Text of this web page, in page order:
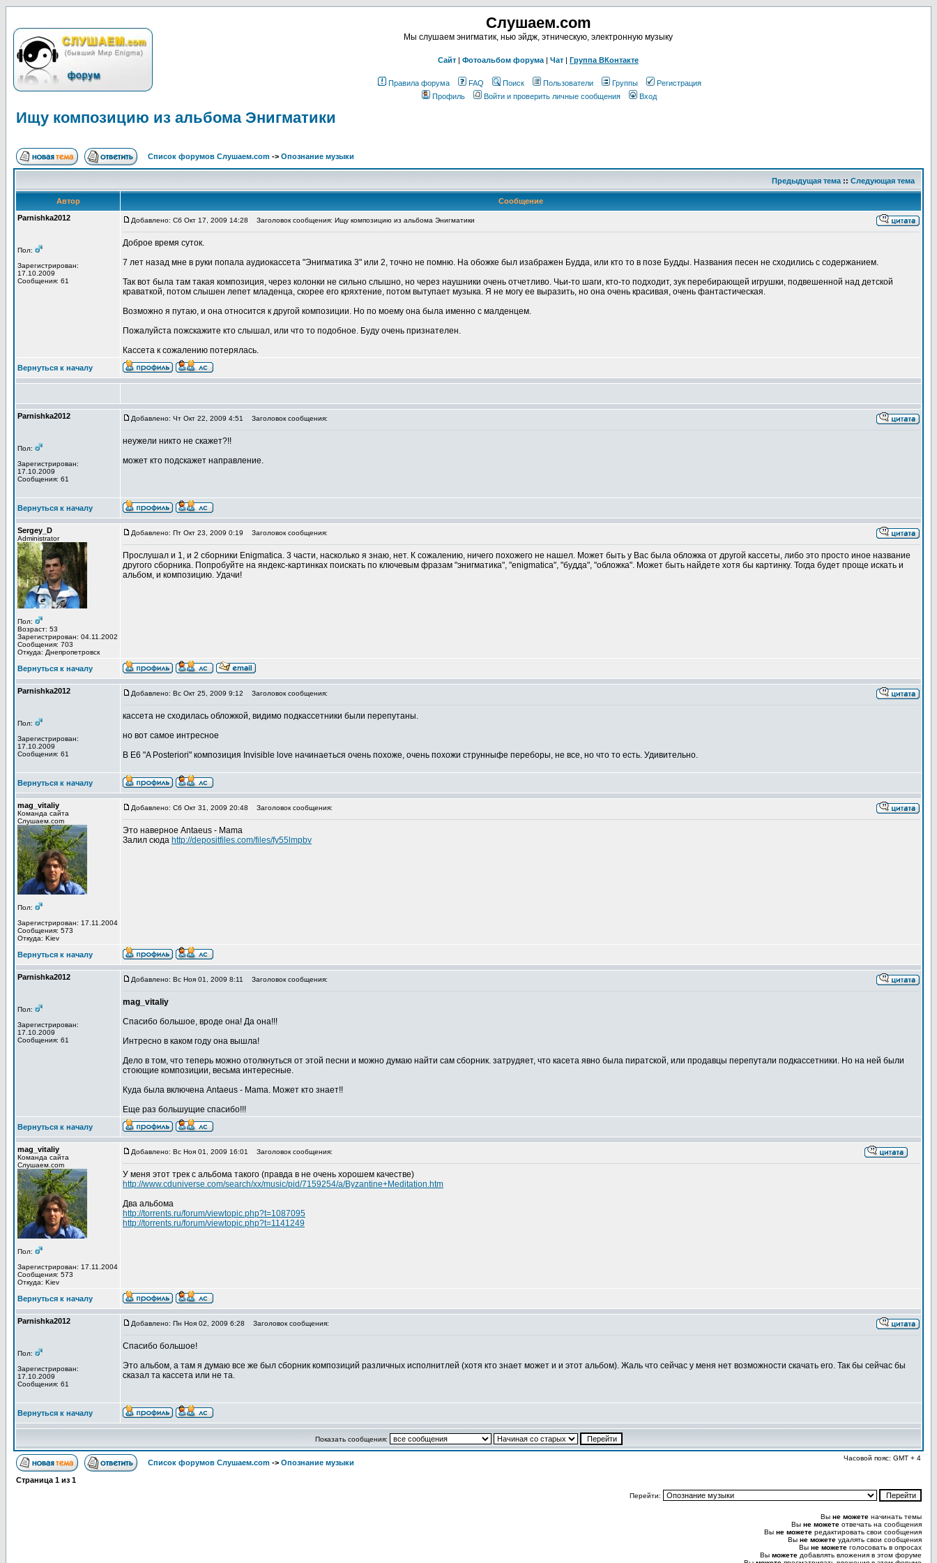
Слушаем.com
Мы слушаем энигматик, нью эйдж, этническую, электронную музыку
Сайт | Фотоальбом форума | Чат | Группа ВКонтакте
Правила форума FAQ Поиск Пользователи Группы
Регистрация
Профиль
Войти и проверить личные сообщения Вход
Ищу композицию из альбома Энигматики
Список форумов Слушаем.com -> Опознание музыки
Предыдущая тема :: Следующая тема
Автор
Сообщение
Parnishka2012
Пол:
Зарегистрирован:
17.10.2009
Сообщения: 61
Добавлено: Сб Окт 17, 2009 14:28 Заголовок сообщения: Ищу композицию из альбома Энигматики
Доброе время суток.
7 лет назад мне в руки попала аудиокассета "Энигматика 3" или 2, точно не помню. На обожке был изабражен Будда, или кто то в позе Будды. Названия песен не сходились с содержанием.
Так вот была там такая композиция, через колонки не сильно слышно, но через наушники очень отчетливо. Чьи-то шаги, кто-то подходит, зук перебирающей игрушки, подвешенной над детской
краваткой, потом слышен лепет младенца, скорее его кряхтение, потом вытупает музыка. Я не могу ее выразить, но она очень красивая, очень фантастическая.
Возможно я путаю, и она относится к другой композиции. Но по моему она была именно с малденцем.
Пожалуйста пожскажите кто слышал, или что то подобное. Буду очень признателен.
Кассета к сожалению потерялась.
Вернуться к началу
Parnishka2012
Пол:
Зарегистрирован:
17.10.2009
Сообщения: 61
Добавлено: Чт Окт 22, 2009 4:51 Заголовок сообщения:
неужели никто не скажет?!!
может кто подскажет направление.
Вернуться к началу
Sergey_D
Administrator
Пол:
Возраст: 53
Зарегистрирован: 04.11.2002
Сообщения: 703
Откуда: Днепропетровск
Добавлено: Пт Окт 23, 2009 0:19 Заголовок сообщения:
Прослушал и 1, и 2 сборники Enigmatica. 3 части, насколько я знаю, нет. К сожалению, ничего похожего не нашел. Может быть у Вас была обложка от другой кассеты, либо это просто иное название
другого сборника. Попробуйте на яндекс-картинках поискать по ключевым фразам "энигматика", "enigmatica", "будда", "обложка". Может быть найдете хотя бы картинку. Тогда будет проще искать и
альбом, и композицию. Удачи!
Вернуться к началу
Parnishka2012
Пол:
Зарегистрирован:
17.10.2009
Сообщения: 61
Добавлено: Вс Окт 25, 2009 9:12 Заголовок сообщения:
кассета не сходилась обложкой, видимо подкассетники были перепутаны.
но вот самое интресное
В E6 "A Posteriori" композиция Invisible love начинаеться очень похоже, очень похожи струнныфе переборы, не все, но что то есть. Удивительно.
Вернуться к началу
mag_vitaliy
Команда сайта
Слушаем.com
Пол:
Зарегистрирован: 17.11.2004
Сообщения: 573
Откуда: Kiev
Добавлено: Сб Окт 31, 2009 20:48 Заголовок сообщения:
Это наверное Antaeus - Mama
Залил сюда http://depositfiles.com/files/fy55lmpbv
Вернуться к началу
Parnishka2012
Пол:
Зарегистрирован:
17.10.2009
Сообщения: 61
Добавлено: Вс Ноя 01, 2009 8:11 Заголовок сообщения:
mag_vitaliy
Спасибо большое, вроде она! Да она!!!
Интресно в каком году она вышла!
Дело в том, что теперь можно отолкнуться от этой песни и можно думаю найти сам сборник. затрудяет, что касета явно была пиратской, или продавцы перепутали подкассетники. Но на ней были
стоющие композиции, весьма интересные.
Куда была включена Antaeus - Mama. Может кто знает!!
Еще раз большущие спасибо!!!
Вернуться к началу
mag_vitaliy
Команда сайта
Слушаем.com
Пол:
Зарегистрирован: 17.11.2004
Сообщения: 573
Откуда: Kiev
Добавлено: Вс Ноя 01, 2009 16:01 Заголовок сообщения:
У меня этот трек с альбома такого (правда в не очень хорошем качестве)
http://www.cduniverse.com/search/xx/music/pid/7159254/a/Byzantine+Meditation.htm
Два альбома
http://torrents.ru/forum/viewtopic.php?t=1087095
http://torrents.ru/forum/viewtopic.php?t=1141249
Вернуться к началу
Parnishka2012
Пол:
Зарегистрирован:
17.10.2009
Сообщения: 61
Добавлено: Пн Ноя 02, 2009 6:28 Заголовок сообщения:
Спасибо большое!
Это альбом, а там я думаю все же был сборник композиций различных исполнитлей (хотя кто знает может и и этот альбом). Жаль что сейчас у меня нет возможности скачать его. Так бы сейчас бы
сказал та кассета или не та.
Вернуться к началу
Показать сообщения:
Список форумов Слушаем.com -> Опознание музыки
Часовой пояс: GMT + 4
Страница 1 из 1
Перейти:
Вы не можете начинать темы
Вы не можете отвечать на сообщения
Вы не можете редактировать свои сообщения
Вы не можете удалять свои сообщения
Вы не можете голосовать в опросах
Вы можете добавлять вложения в этом форуме